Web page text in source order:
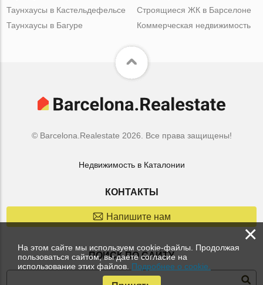
Таунхаусы в Кастельдефельсе
Таунхаусы в Багуре
Строящиеся ЖК в Барселоне
Коммерческая недвижимость
© Barcelona.Realestate 2026. Все права защищены!
Недвижимость в Каталонии
КОНТАКТЫ
Напишите нам
ПОИСК ПО САЙТУ
×
На этом сайте мы используем cookie-файлы. Продолжая
пользоваться сайтом, вы даете согласие на
использование этих файлов. Подробнее о cookie.